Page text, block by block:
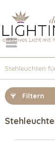
Stehleuchten
Filtern